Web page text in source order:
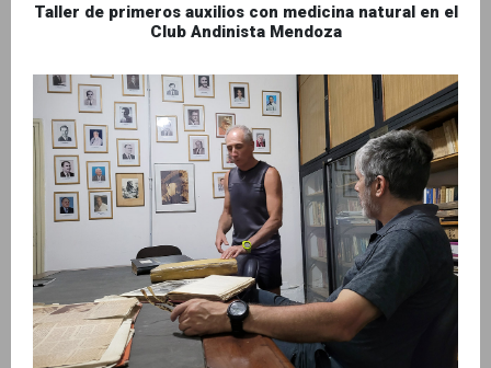
Taller de primeros auxilios con medicina natural en el
Club Andinista Mendoza